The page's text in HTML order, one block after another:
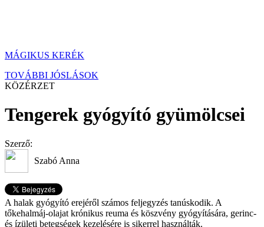
MÁGIKUS KERÉK
TOVÁBBI JÓSLÁSOK
KÖZÉRZET
Tengerek gyógyító gyümölcsei
Szerző:
Szabó Anna
A halak gyógyító erejéről számos feljegyzés tanúskodik. A
tőkehalmáj-olajat krónikus reuma és köszvény gyógyítására, gerinc-
és ízületi betegségek kezelésére is sikerrel használták.